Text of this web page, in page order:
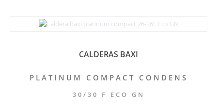
CALDERAS BAXI
PLATINUM COMPACT CONDENS
30/30 F ECO GN